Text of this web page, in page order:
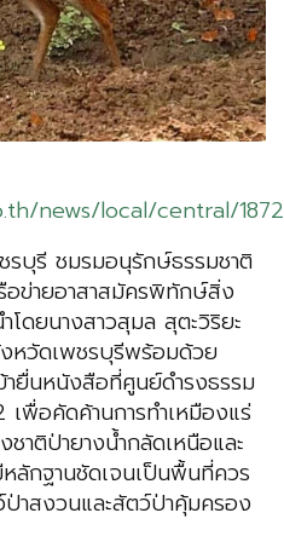
news/local/central/
บุรี ชมรมอนุรักษ์ธรรมชาติ
อข่ายอาสาสมัครพิทักษ์สิ่ง
ดยนางสาวสุมล สุตะวิริยะ
วัดเพชรบุรีพร้อมด้วย
ยื่นหนังสือที่ศูนย์ดำรงธรรม
พื่อคัดค้านการทำเหมืองแร่
าติป่ายางน้ำกลัดเหนือและ
ลักฐานชัดเจนเป็นพื้นที่ควร
าสงวนและสัตว์ป่าคุ้มครอง